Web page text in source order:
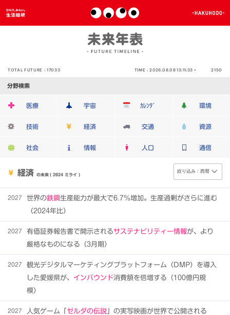
TOTAL FUTURE :17033 TIME :2026.08.08 13:11:33 > 2150
分野検索
医療 宇宙 ｶﾚﾝﾀﾞ 環境
技術 経済 交通 資源
社会 情報 人口 通信
経済 の未来 ( 2624 ミライ )
2027 世界の鉄鋼生産能力が最大で6.7％増加。生産過剰がさらに進む
（2024年比）
2027 有価証券報告書で開示されるサステナビリティー情報が、より
厳格なものになる（3月期）
2027
観光デジタルマーケティングプラットフォーム（DMP）を導入
した愛媛県が、 インバウンド消費額を倍増する（100億円規
模）
2027 人気ゲーム「 ゼルダの伝説 」の実写映画が世界で公開される